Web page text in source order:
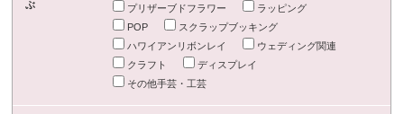
ぶ
プリザーブドフラワー
ラッピング
POP
スクラップブッキング
ハワイアンリボンレイ
ウェディング関連
クラフト
ディスプレイ
その他手芸・工芸